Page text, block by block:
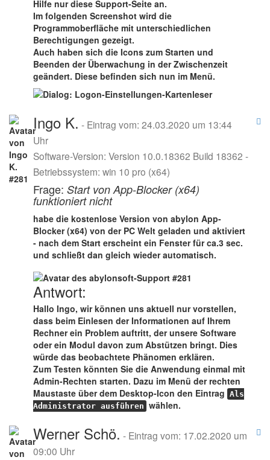
Hilfe nur diese Support-Seite an.
Im folgenden Screenshot wird die
Programmoberfläche mit unterschiedlichen
Berechtigungen gezeigt.
Auch haben sich die Icons zum Starten und
Beenden der Überwachung in der Zwischenzeit
geändert. Diese befinden sich nun im Menü.
Ingo K. - Eintrag vom: 24.03.2020 um 13:44
Uhr
Software-Version: Version 10.0.18362 Build 18362 -
Betriebssystem: win 10 pro (x64)
Frage: Start von App-Blocker (x64)
funktioniert nicht
habe die kostenlose Version von abylon App-
Blocker (x64) von der PC Welt geladen und aktiviert
- nach dem Start erscheint ein Fenster für ca.3 sec.
und schließt dan gleich wieder automatisch.
Antwort:
Hallo Ingo, wir können uns aktuell nur vorstellen,
dass beim Einlesen der Informationen auf Ihrem
Rechner ein Problem auftritt, der unsere Software
oder ein Modul davon zum Abstützen bringt. Dies
würde das beobachtete Phänomen erklären.
Zum Testen könnten Sie die Anwendung einmal mit
Admin-Rechten starten. Dazu im Menü der rechten
Maustaste über dem Desktop-Icon den Eintrag Als
Administrator ausführen wählen.
Werner Schö. - Eintrag vom: 17.02.2020 um
09:00 Uhr